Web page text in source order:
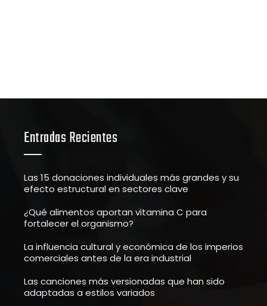
Entradas Recientes
Las 15 donaciones individuales más grandes y su
efecto estructural en sectores clave
¿Qué alimentos aportan vitamina C para
fortalecer el organismo?
La influencia cultural y económica de los imperios
comerciales antes de la era industrial
Las canciones más versionadas que han sido
adaptadas a estilos variados